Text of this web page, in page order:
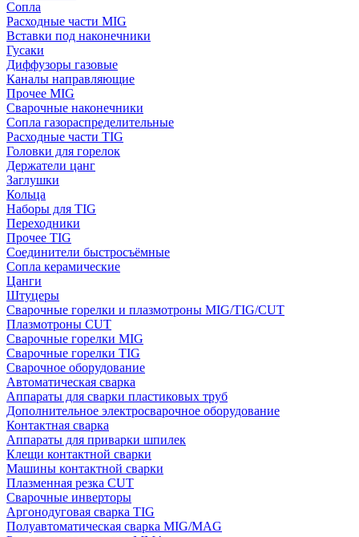
Сопла
Расходные части MIG
Вставки под наконечники
Гусаки
Диффузоры газовые
Каналы направляющие
Прочее MIG
Сварочные наконечники
Сопла газораспределительные
Расходные части TIG
Головки для горелок
Держатели цанг
Заглушки
Кольца
Наборы для TIG
Переходники
Прочее TIG
Соединители быстросъёмные
Сопла керамические
Цанги
Штуцеры
Сварочные горелки и плазмотроны MIG/TIG/CUT
Плазмотроны CUT
Сварочные горелки MIG
Сварочные горелки TIG
Сварочное оборудование
Автоматическая сварка
Аппараты для сварки пластиковых труб
Дополнительное электросварочное оборудование
Контактная сварка
Аппараты для приварки шпилек
Клещи контактной сварки
Машины контактной сварки
Плазменная резка CUT
Сварочные инверторы
Аргонодуговая сварка TIG
Полуавтоматическая сварка MIG/MAG